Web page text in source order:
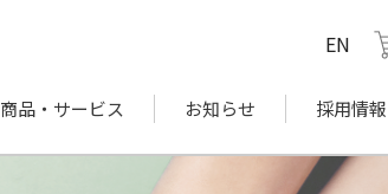
商品・サービス お知らせ 採用情報
EN